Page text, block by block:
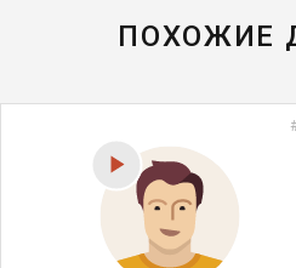
ПОХОЖИЕ